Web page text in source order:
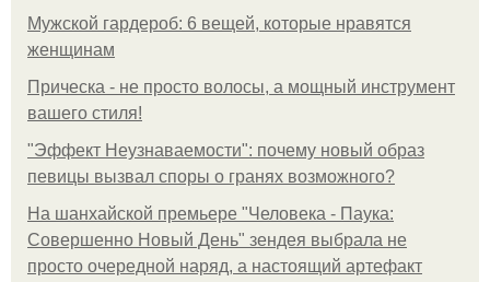
Мужской гардероб: 6 вещей, которые нравятся
женщинам
Прическа - не просто волосы, а мощный инструмент
вашего стиля!
"Эффект Неузнаваемости": почему новый образ
певицы вызвал споры о гранях возможного?
На шанхайской премьере "Человека - Паука:
Совершенно Новый День" зендея выбрала не
просто очередной наряд, а настоящий артефакт